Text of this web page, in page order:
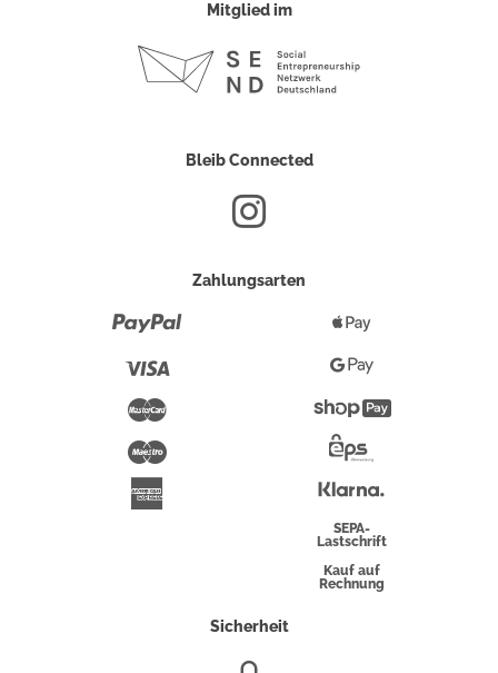
Mitglied im
Bleib Connected
Zahlungsarten
Maestro
Pay
Google
Pay
Überweisung
SEPA-
Lastschrift
Kauf auf
Rechnung
Sicherheit